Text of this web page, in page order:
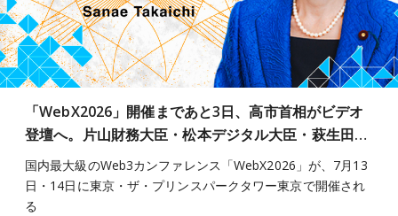
「WebX2026」開催まであと3日、高市首相がビデオ
登壇へ。片山財務大臣・松本デジタル大臣・萩生田…
国内最大級のWeb3カンファレンス「WebX2026」が、7月13
日・14日に東京・ザ・プリンスパークタワー東京で開催され
る